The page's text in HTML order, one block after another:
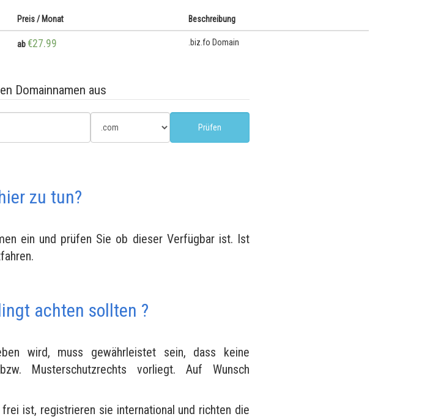
Preis / Monat Beschreibung
ab€27.99 .biz.fo Domain
Domainnamen aus
zu tun?
ein und prüfen Sie ob dieser Verfügbar ist. Ist
achten sollten ?
wird, muss gewährleistet sein, dass keine
Musterschutzrechts vorliegt. Auf Wunsch
ist, registrieren sie international und richten die